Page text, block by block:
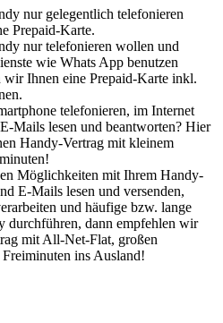
nur gelegentlich telefonieren
Prepaid-Karte.
nur telefonieren wollen und
wie Whats App benutzen
Ihnen eine Prepaid-Karte inkl.
telefonieren, im Internet
Mails lesen und beantworten? Hier
Handy-Vertrag mit kleinem
Möglichkeiten mit Ihrem Handy-
E-Mails lesen und versenden,
und häufige bzw. lange
durchführen, dann empfehlen wir
mit All-Net-Flat, großen
ins Ausland!